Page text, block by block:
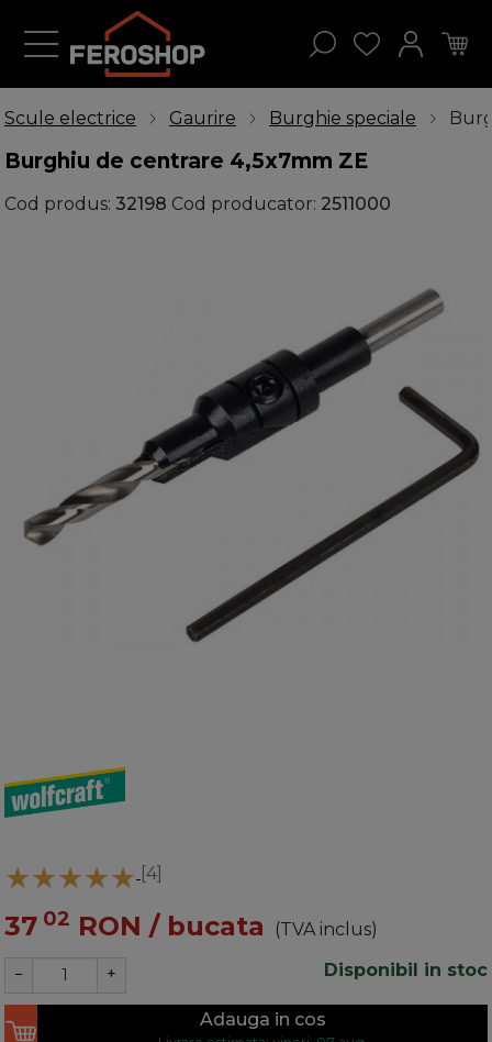
Scule electrice Gaurire Burghie speciale
Burghiu de centrare 4,5x7mm ZE
Cod produs: 32198 Cod producator: 2511000
[4]
37 02 RON / bucata
(TVA inclus)
Disponibil in stoc
− +
Adauga in cos